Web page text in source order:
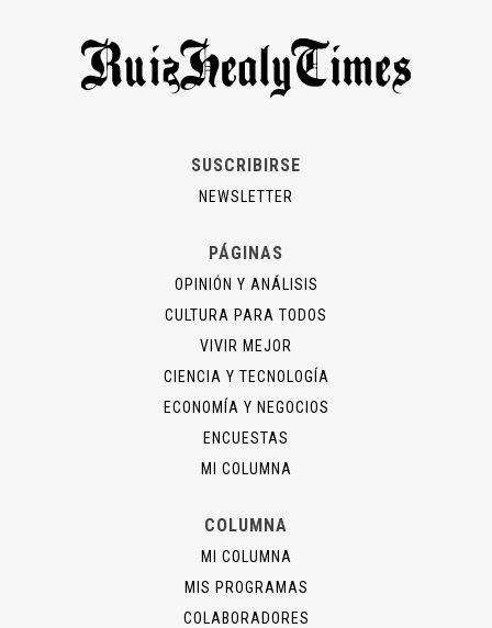
SUSCRIBIRSE
NEWSLETTER
PÁGINAS
OPINIÓN Y ANÁLISIS
CULTURA PARA TODOS
VIVIR MEJOR
CIENCIA Y TECNOLOGÍA
ECONOMÍA Y NEGOCIOS
ENCUESTAS
MI COLUMNA
COLUMNA
MI COLUMNA
MIS PROGRAMAS
COLABORADORES